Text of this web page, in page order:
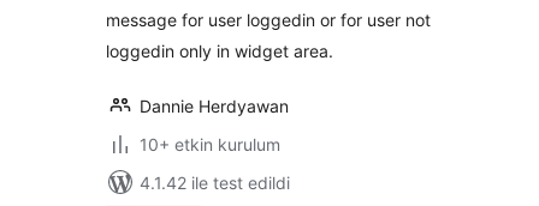
message for user loggedin or for user not
loggedin only in widget area.
Dannie Herdyawan
10+ etkin kurulum
4.1.42 ile test edildi